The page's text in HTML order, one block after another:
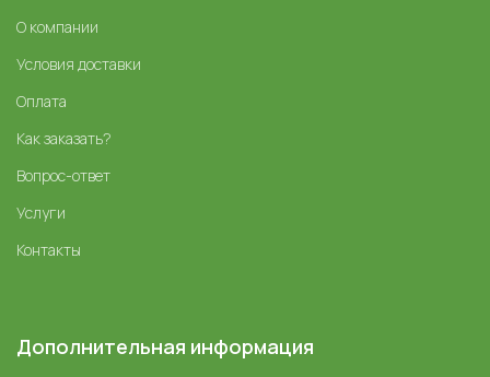
О компании
Условия доставки
Оплата
Как заказать?
Вопрос-ответ
Услуги
Контакты
Дополнительная информация